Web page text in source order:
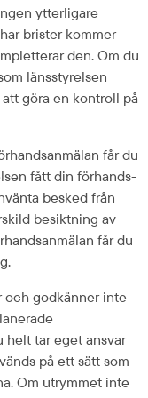
ytterligare
brister kommer
den. Om du
länsstyrelsen
göra en kontroll på
får du
fått din förhands­
besked från
besiktning av
får du
och godkänner inte
helt tar eget ansvar
på ett sätt som
Om utrymmet inte